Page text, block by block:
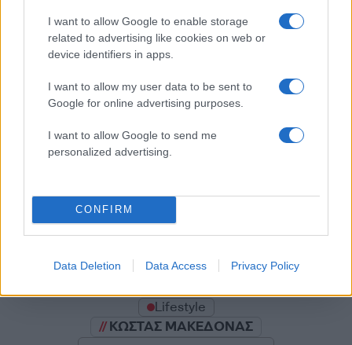
I want to allow Google to enable storage
related to advertising like cookies on web or
device identifiers in apps.
I want to allow my user data to be sent to
Google for online advertising purposes.
I want to allow Google to send me
personalized advertising.
CONFIRM
Data Deletion Data Access Privacy Policy
Σχολίασε εδώ
Υποβολή σχολίου
Όροι Χρήσης. Το site προστατεύεται από reCAPTCHA, ισχύουν
Lifestyle
ΚΩΣΤΑΣ ΜΑΚΕΔΟΝΑΣ